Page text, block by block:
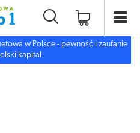
w Polsce - pewność i zaufanie
kapitał